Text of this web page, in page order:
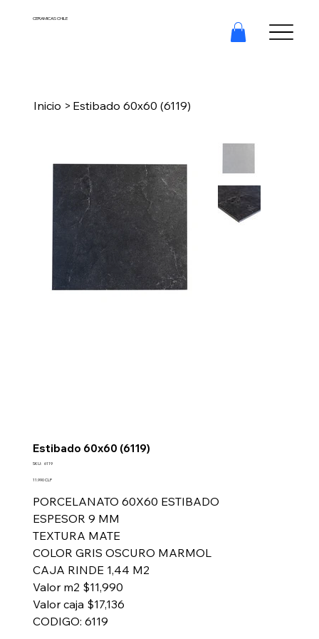
CERAMICAS CHILE
Inicio > Estibado 60x60 (6119)
Estibado 60x60 (6119)
SKU: SKU
6119
Precio
11.990 CLP
PORCELANATO 60X60 ESTIBADO
ESPESOR 9 MM
TEXTURA MATE
COLOR GRIS OSCURO MARMOL
CAJA RINDE 1,44 M2
Valor m2 $11,990
Valor caja $17,136
CODIGO: 6119